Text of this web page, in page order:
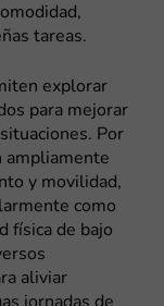
tareas.
explorar
para mejorar
Por
ampliamente
y movilidad,
como
física de bajo
aliviar
jornadas de